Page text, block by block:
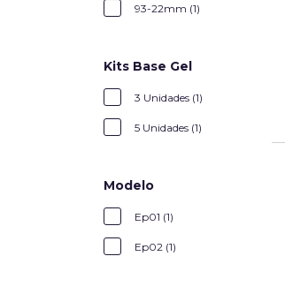
93-22mm (1)
Kits Base Gel
3 Unidades (1)
5 Unidades (1)
Modelo
Ep01 (1)
Ep02 (1)